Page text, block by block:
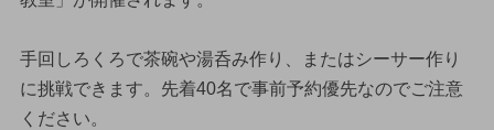
手回しろくろで茶碗や湯呑み作り、またはシーサー作り
に挑戦できます。先着40名で事前予約優先なのでご注意
ください。